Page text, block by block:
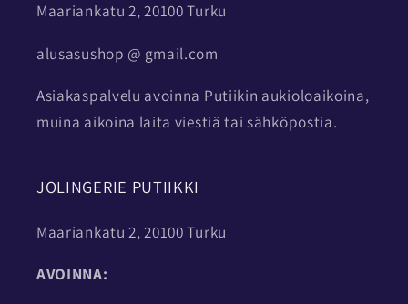
Maariankatu 2, 20100 Turku
alusasushop @ gmail.com
Asiakaspalvelu avoinna Putiikin aukioloaikoina,
muina aikoina laita viestiä tai sähköpostia.
JOLINGERIE PUTIIKKI
Maariankatu 2, 20100 Turku
AVOINNA: